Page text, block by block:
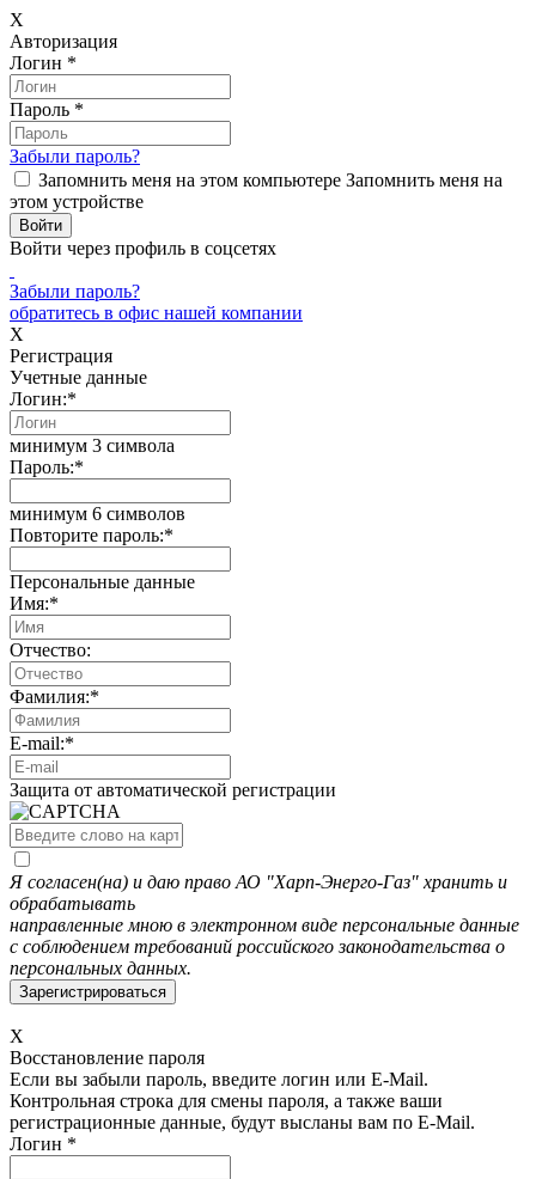
X
Авторизация
Логин *
Пароль *
Забыли пароль?
Запомнить меня на этом компьютере Запомнить меня на
этом устройстве
Войти через профиль в соцсетях
Забыли пароль?
обратитесь в офис нашей компании
X
Регистрация
Учетные данные
Логин:*
минимум 3 символа
Пароль:*
минимум 6 символов
Повторите пароль:*
Персональные данные
Имя:*
Отчество:
Фамилия:*
E-mail:*
Защита от автоматической регистрации
Я согласен(на) и даю право АО "Харп-Энерго-Газ" хранить и
обрабатывать
направленные мною в электронном виде персональные данные
с соблюдением требований российского законодательства о
персональных данных.
X
Восстановление пароля
Если вы забыли пароль, введите логин или E-Mail.
Контрольная строка для смены пароля, а также ваши
регистрационные данные, будут высланы вам по E-Mail.
Логин *